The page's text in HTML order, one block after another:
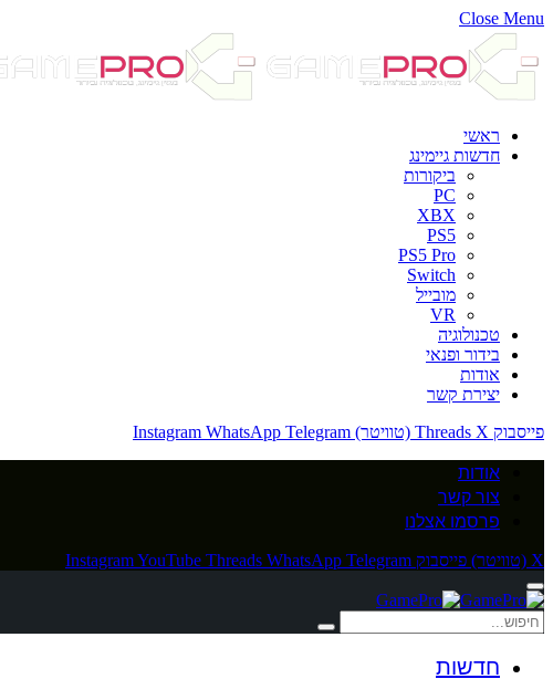
Close Menu
ראשי
חדשות גיימינג
ביקורות
PC
XBX
PS5
PS5 Pro
Switch
מובייל
VR
טכנולוגיה
בידור ופנאי
אודות
יצירת קשר
פייסבוק
Threads X (טוויטר) Instagram WhatsApp Telegram
אודות
צור קשר
פרסמו אצלנו
X (טוויטר) פייסבוק InstagramYouTube Threads WhatsApp Telegram
חדשות